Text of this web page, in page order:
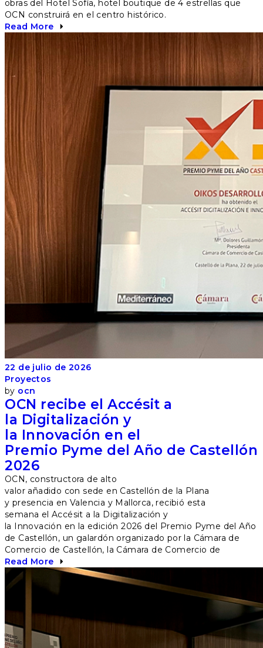
obras del Hotel Sofía, hotel boutique de 4 estrellas que
OCN construirá en el centro histórico.
Read More
22 de julio de 2026
Proyectos
by ocn
OCN recibe el Accésit a
la Digitalización y
la Innovación en el
Premio Pyme del Año de Castellón
2026
OCN, constructora de alto
valor añadido con sede en Castellón de la Plana
y presencia en Valencia y Mallorca, recibió esta
semana el Accésit a la Digitalización y
la Innovación en la edición 2026 del Premio Pyme del Año
de Castellón, un galardón organizado por la Cámara de
Comercio de Castellón, la Cámara de Comercio de
Read More